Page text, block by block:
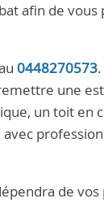
afin de
0448270573
une
un toit en
de